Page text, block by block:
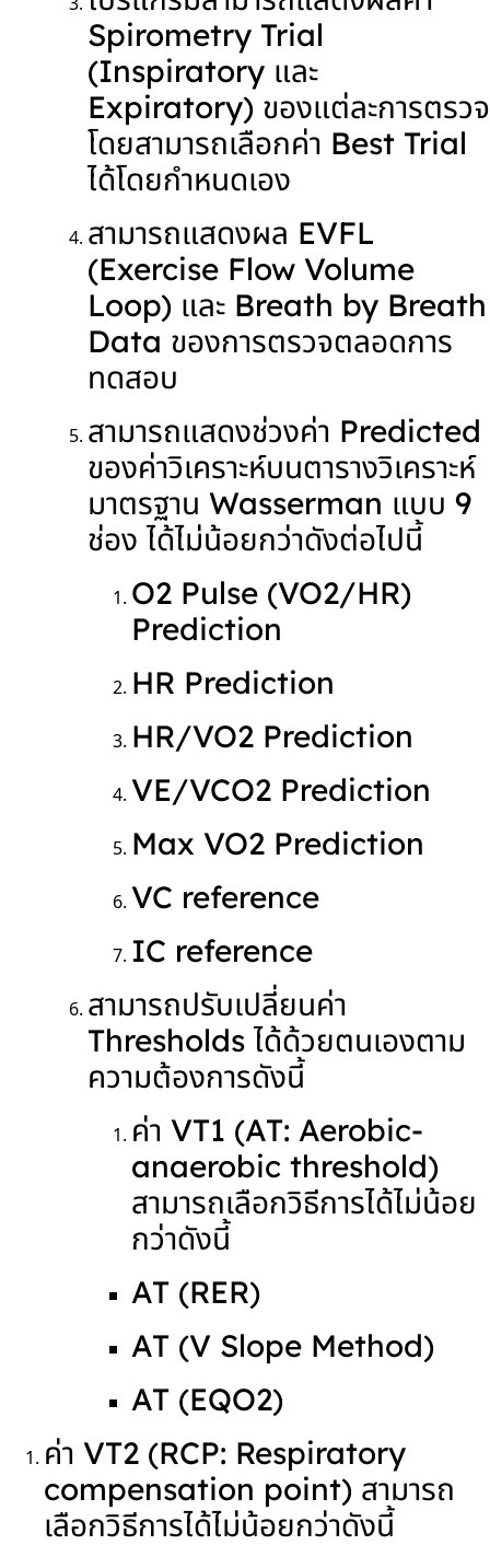
Spirometry Trial
(Inspiratory และ
Expiratory) ของแต่ละการตรวจ
โดยสามารถเลือกค่า Best Trial
ได้โดยกำหนดเอง
สามารถแสดงผล EVFL
(Exercise Flow Volume
Loop) และ Breath by Breath
Data ของการตรวจตลอดการ
ทดสอบ
สามารถแสดงช่วงค่า Predicted
ของค่าวิเคราะห์บนตารางวิเคราะห์
มาตรฐาน Wasserman แบบ 9
ช่อง ได้ไม่น้อยกว่าดังต่อไปนี้
O2 Pulse (VO2/HR)
Prediction
HR Prediction
HR/VO2 Prediction
VE/VCO2 Prediction
Max VO2 Prediction
VC reference
IC reference
สามารถปรับเปลี่ยนค่า
Thresholds ได้ด้วยตนเองตาม
ความต้องการดังนี้
ค่า VT1 (AT: Aerobic-
anaerobic threshold)
สามารถเลือกวิธีการได้ไม่น้อย
กว่าดังนี้
AT (RER)
AT (V Slope Method)
AT (EQO2)
ค่า VT2 (RCP: Respiratory
compensation point) สามารถ
เลือกวิธีการได้ไม่น้อยกว่าดังนี้